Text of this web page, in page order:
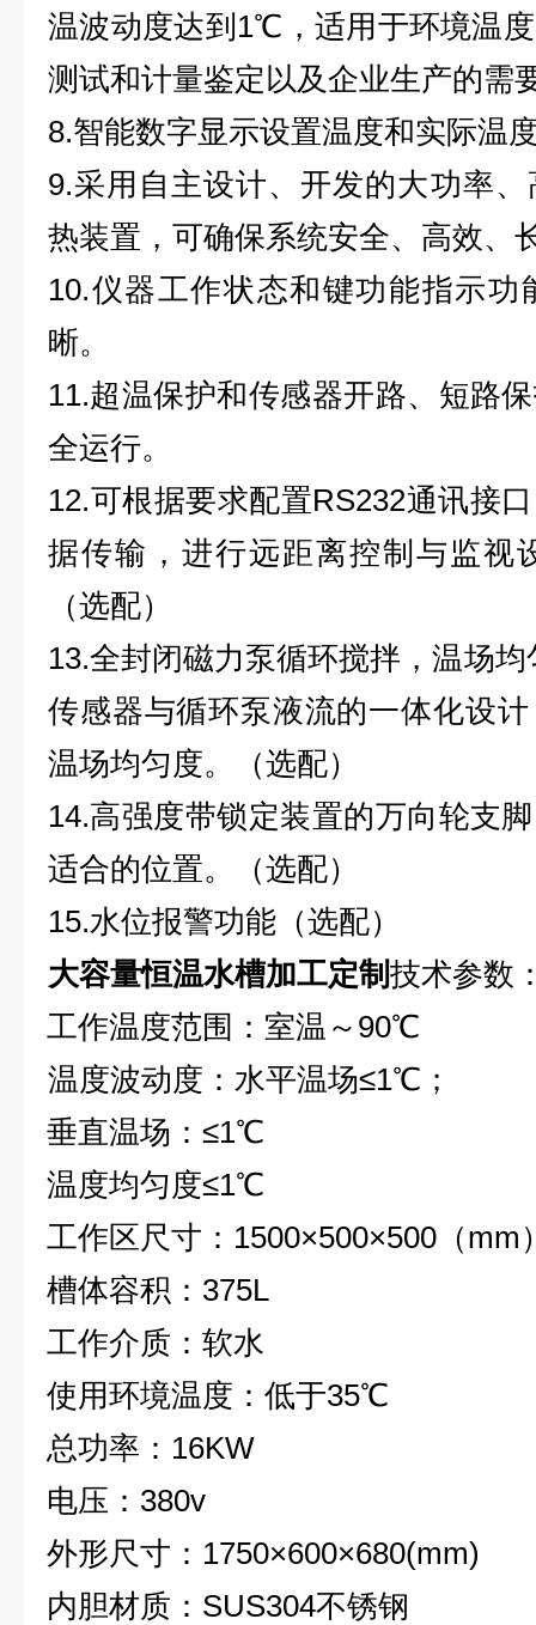
温波动度达到1℃，适用于环境温
测试和计量鉴定以及企业生产的需
8.智能数字显示设置温度和实际温
9.采用自主设计、开发的大功率
热装置，可确保系统安全、高效、
10.仪器工作状态和键功能指示功
晰。
11.超温保护和传感器开路、短路
全运行。
12.可根据要求配置RS232通讯接
据传输，进行远距离控制与监视
（选配）
13.全封闭磁力泵循环搅拌，温场
传感器与循环泵液流的一体化设
温场均匀度。
（选配）
14.高强度带锁定装置的万向轮支
适合的位置。（选配）
15.水位报警功能（选配）
大容量恒温水槽加工定制 技术参数
工作温度范围：室温～90℃
温度波动度：水平温场≤1℃；
垂直温场：≤1℃
温度均匀度≤1℃
工作区尺寸：1500×500×500（mm
槽体容积：375L
工作介质：软水
使用环境温度：低于35℃
总功率：16KW
电压：380v
外形尺寸：1750×600×680(mm)
内胆材质：SUS304不锈钢